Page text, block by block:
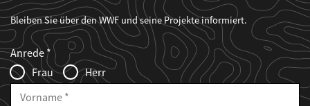
Bleiben Sie über den WWF und seine Projekte informiert.
Web2Case
Infofelder
Fieldset
anrede_name
Anrede
Frau
Herr
Vorname